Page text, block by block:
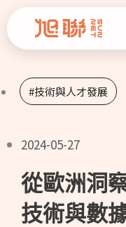
至
內
#技術與人才發展
2024-05-27
從歐洲洞
技術與數